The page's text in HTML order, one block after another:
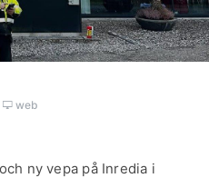
web
ny vepa på Inredia i